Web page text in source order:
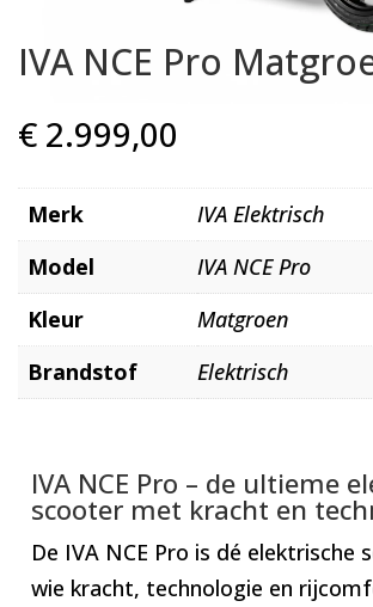
IVA NCE Pro
€ 2.999,00
Merk
IVA Elektrisch
Model
IVA NCE Pro
Kleur
Matgroen
Brandstof
Elektrisch
IVA NCE Pro – de ultieme
scooter met kracht en
De IVA NCE Pro is dé elektrische
wie kracht, technologie en